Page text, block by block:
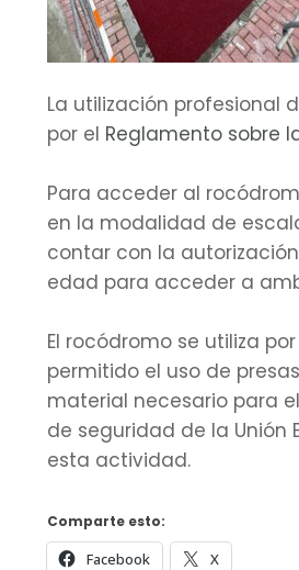
La utilización profesional
por el Reglamento sobre
Para acceder al
en la modalidad de
contar con la
edad para acceder a
El rocódromo se utiliza
permitido el uso de
material necesario para
de seguridad de la Unión
esta actividad.
Comparte esto:
Facebook X